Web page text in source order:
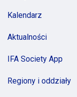
Kalendarz
Aktualności
IFA Society App
Regiony i oddziały